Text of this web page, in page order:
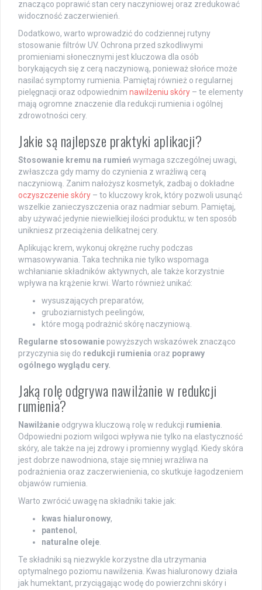
znacząco poprawić stan cery naczyniowej oraz zredukować
widoczność zaczerwienień.
Dodatkowo, warto wprowadzić do codziennej rutyny
stosowanie filtrów UV. Ochrona przed szkodliwymi
promieniami słonecznymi jest kluczowa dla osób
borykających się z cerą naczyniową, ponieważ słońce może
nasilać symptomy rumienia. Pamiętaj również o regularnej
pielęgnacji oraz odpowiednim nawilżeniu skóry – te elementy
mają ogromne znaczenie dla redukcji rumienia i ogólnej
zdrowotności cery.
Jakie są najlepsze praktyki aplikacji?
Stosowanie kremu na rumień wymaga szczególnej uwagi,
zwłaszcza gdy mamy do czynienia z wrażliwą cerą
naczyniową. Zanim nałożysz kosmetyk, zadbaj o dokładne
oczyszczenie skóry – to kluczowy krok, który pozwoli usunąć
wszelkie zanieczyszczenia oraz nadmiar sebum. Pamiętaj,
aby używać jedynie niewielkiej ilości produktu; w ten sposób
unikniesz przeciążenia delikatnej cery.
Aplikując krem, wykonuj okrężne ruchy podczas
wmasowywania. Taka technika nie tylko wspomaga
wchłanianie składników aktywnych, ale także korzystnie
wpływa na krążenie krwi. Warto również unikać:
wysuszających preparatów,
gruboziarnistych peelingów,
które mogą podrażnić skórę naczyniową.
Regularne stosowanie powyższych wskazówek znacząco
przyczynia się do redukcji rumienia oraz poprawy
ogólnego wyglądu cery.
Jaką rolę odgrywa nawilżanie w redukcji
rumienia?
Nawilżanie odgrywa kluczową rolę w redukcji rumienia
Odpowiedni poziom wilgoci wpływa nie tylko na elastyczność
skóry, ale także na jej zdrowy i promienny wygląd. Kiedy skóra
jest dobrze nawodniona, staje się mniej wrażliwa na
podrażnienia oraz zaczerwienienia, co skutkuje łagodzeniem
objawów rumienia.
Warto zwrócić uwagę na składniki takie jak:
kwas hialuronowy,
pantenol ,
naturalne oleje
Te składniki są niezwykle korzystne dla utrzymania
optymalnego poziomu nawilżenia. Kwas hialuronowy działa
jak humektant, przyciągając wodę do powierzchni skóry i